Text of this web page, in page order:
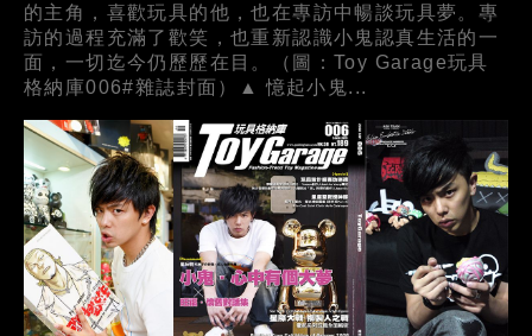
的主角，喜歡玩具的他，也在專訪中暢談玩具夢。專
訪的過程充滿了歡笑，也重新認識小鬼認真生活的一
面，一切迄今仍歷歷在目。（圖：Toy Garage玩具
格納庫006#雜誌封面）▲ 憶起小鬼...